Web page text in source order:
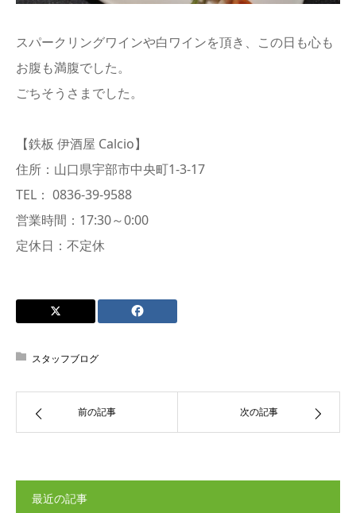
スパークリングワインや白ワインを頂き、この日も心も
お腹も満腹でした。
ごちそうさまでした。
【鉄板 伊酒屋 Calcio】
住所：山口県宇部市中央町1-3-17
TEL： 0836-39-9588
営業時間：17:30～0:00
定休日：不定休
スタッフブログ
前の記事 次の記事
最近の記事